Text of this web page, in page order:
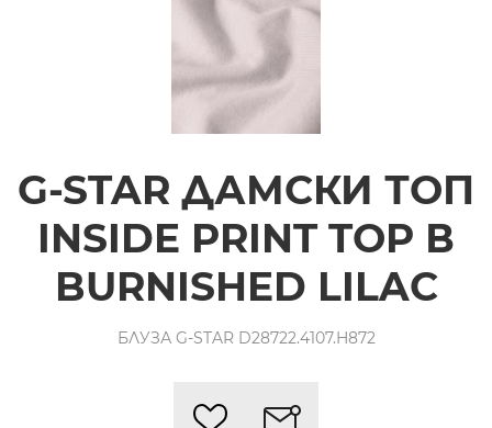
G-STAR ДАМСКИ ТОП
INSIDE PRINT TOP В
BURNISHED LILAC
БЛУЗА G-STAR D28722.4107.H872